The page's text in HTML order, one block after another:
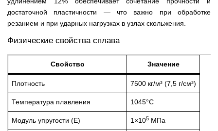
достаточной пластичности — что важно при обработке
резанием и при ударных нагрузках в узлах скольжения.
Физические свойства сплава
Свойство Значение
Плотность 7500 кг/м³ (7,5 г/см³)
Температура плавления 1045°C
Модуль упругости (E) 1×105 МПа